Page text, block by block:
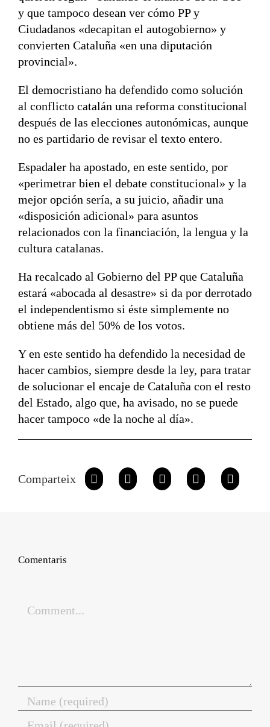
y que tampoco desean ver cómo PP y
Ciudadanos «decapitan el autogobierno» y
convierten Cataluña «en una diputación
provincial».
El democristiano ha defendido como solución
al conflicto catalán una reforma constitucional
después de las elecciones autonómicas, aunque
no es partidario de revisar el texto entero.
Espadaler ha apostado, en este sentido, por
«perimetrar bien el debate constitucional» y la
mejor opción sería, a su juicio, añadir una
«disposición adicional» para asuntos
relacionados con la financiación, la lengua y la
cultura catalanas.
Ha recalcado al Gobierno del PP que Cataluña
estará «abocada al desastre» si da por derrotado
el independentismo si éste simplemente no
obtiene más del 50% de los votos.
Y en este sentido ha defendido la necesidad de
hacer cambios, siempre desde la ley, para tratar
de solucionar el encaje de Cataluña con el resto
del Estado, algo que, ha avisado, no se puede
hacer tampoco «de la noche al día».
Comparteix
Comentaris
Comment